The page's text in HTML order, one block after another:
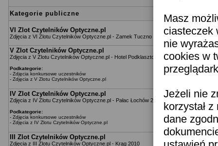
Masz
ciasteczek
nie
cookies w
Jeżeli nie
korzystał
dane
Kategorie publiczne
VI Zlot Czytelników Optyczne.pl
Zdjęcia z VI Zlotu Czytelników Optyczne.pl - Zamek Tuczno 2013
V Zlot Czytelników Optyczne.pl
Zdjęcia z V Zlotu Czytelników Optyczne.pl - Hotel Podklasztorze 2012
Podkategorie:
- Zdjęcia konkursowe uczestników
- Zdjęcia z V Zlotu Czytelników Optyczne.pl
IV Zlot Czytelników Optyczne.pl
Zdjęcia z IV Zlotu Czytelników Optyczne.pl - Pałac Łochów 2011
Podkategorie:
- Zdjęcia konkursowe uczestników
- Zdjęcia z IV Zlotu Czytelników Optyczne.pl
III Zlot Czytelników Optyczne.pl
Zdjęcia z III Zlotu Czytelników Optyczne.pl - Krąg 2010